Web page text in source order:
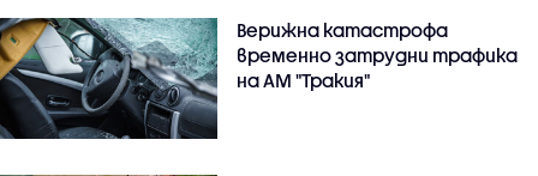
Верижна катастрофа
временно затрудни трафика
на АМ "Тракия"